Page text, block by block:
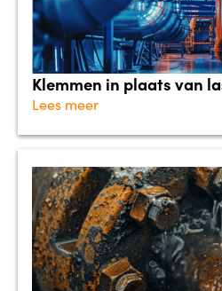
Klemmen in plaats van
Lees meer